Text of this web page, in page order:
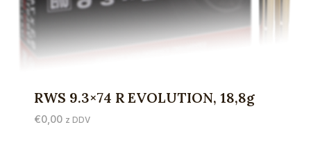
RWS 9.3×74 R EVOLUTION, 18,8g
€0,00 z DDV